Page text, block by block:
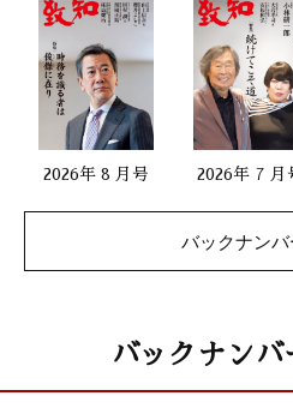
2026年 8 月号 2026年 7 月
バックナン
バックナン